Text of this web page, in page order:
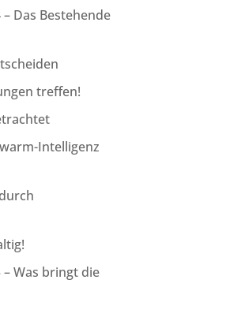
Das Bestehende
treffen!
Intelligenz
Was bringt die